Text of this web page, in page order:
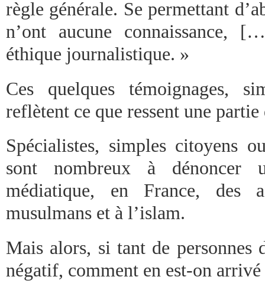
règle générale. Se permettant
n’ont aucune
éthique journalistique. »
Ces quelques témoignages,
reflètent ce que ressent une
Spécialistes, simples citoyens
sont nombreux à dénoncer
médiatique, en France, des
musulmans et à l’islam.
Mais alors, si tant de personnes
négatif, comment en est-on arrivé